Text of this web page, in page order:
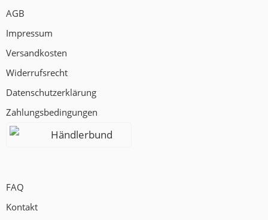
AGB
Impressum
Versandkosten
Widerrufsrecht
Datenschutzerklärung
Zahlungsbedingungen
Händlerbund
FAQ
Kontakt